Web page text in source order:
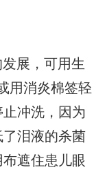
展，可用生
用消炎棉签轻
冲洗，因为
泪液的杀菌
遮住患儿眼